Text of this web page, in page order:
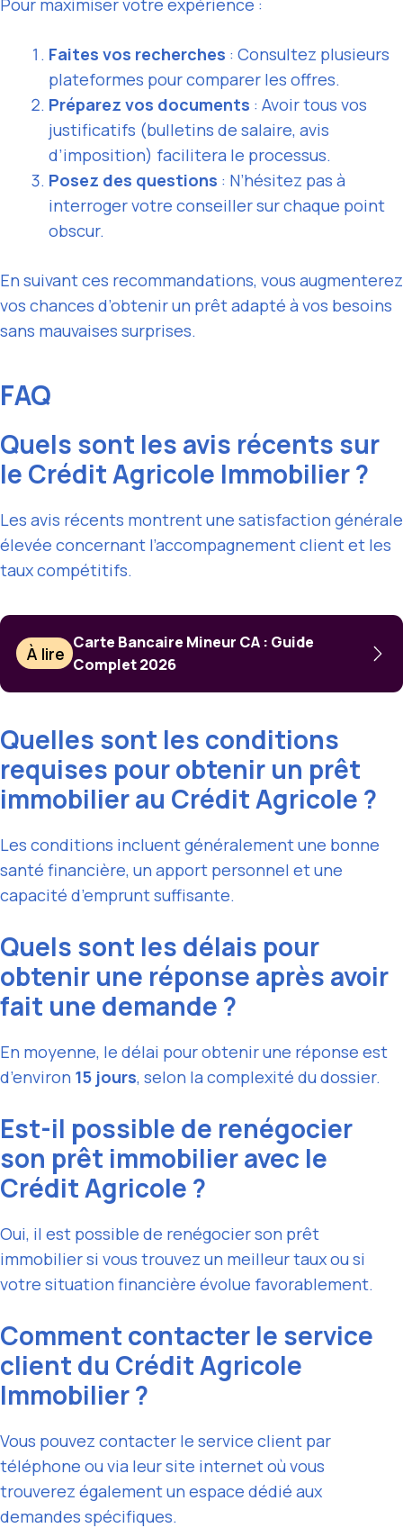
Faites vos recherches : Consultez plusieurs
plateformes pour comparer les offres.
Préparez vos documents : Avoir tous vos
justificatifs (bulletins de salaire, avis
d’imposition) facilitera le processus.
Posez des questions : N’hésitez pas à
interroger votre conseiller sur chaque point
obscur.
En suivant ces recommandations, vous augmenterez
vos chances d’obtenir un prêt adapté à vos besoins
sans mauvaises surprises.
FAQ
Quels sont les avis récents sur
le Crédit Agricole Immobilier ?
Les avis récents montrent une satisfaction générale
élevée concernant l’accompagnement client et les
taux compétitifs.
À lire
Carte Bancaire Mineur CA : Guide
Complet 2026
Quelles sont les conditions
requises pour obtenir un prêt
immobilier au Crédit Agricole ?
Les conditions incluent généralement une bonne
santé financière, un apport personnel et une
capacité d’emprunt suffisante.
Quels sont les délais pour
obtenir une réponse après avoir
fait une demande ?
En moyenne, le délai pour obtenir une réponse est
d’environ 15 jours, selon la complexité du dossier.
Est-il possible de renégocier
son prêt immobilier avec le
Crédit Agricole ?
Oui, il est possible de renégocier son prêt
immobilier si vous trouvez un meilleur taux ou si
votre situation financière évolue favorablement.
Comment contacter le service
client du Crédit Agricole
Immobilier ?
Vous pouvez contacter le service client par
téléphone ou via leur site internet où vous
trouverez également un espace dédié aux
demandes spécifiques.